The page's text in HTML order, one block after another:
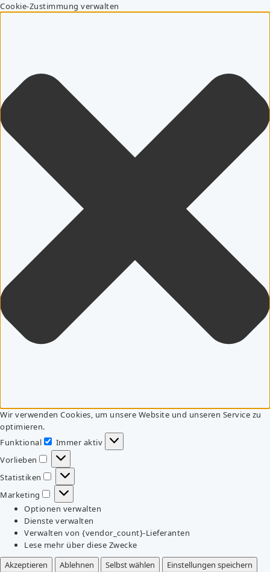
Cookie-Zustimmung verwalten
Wir verwenden Cookies, um unsere Website und unseren Service zu
optimieren.
Funktional
Funktional
Immer aktiv
Vorlieben
Vorlieben
Statistiken
Statistiken
Marketing
Marketing
Optionen verwalten
Dienste verwalten
Verwalten von {vendor_count}-Lieferanten
Lese mehr über diese Zwecke
Akzeptieren
Ablehnen Selbst wählen
Einstellungen speichern